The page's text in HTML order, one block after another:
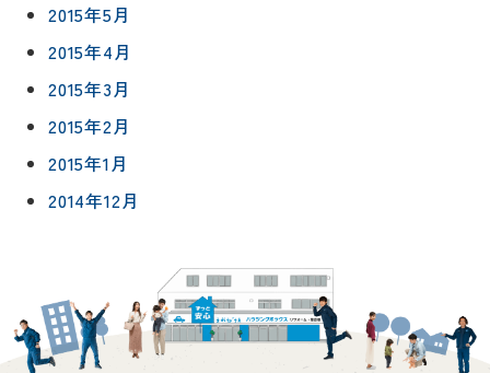
2015年5月
2015年4月
2015年3月
2015年2月
2015年1月
2014年12月